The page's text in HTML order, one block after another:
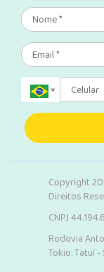
Copyright
Direitos
CNPJ
Rodovia
Tokio. Tatuí -